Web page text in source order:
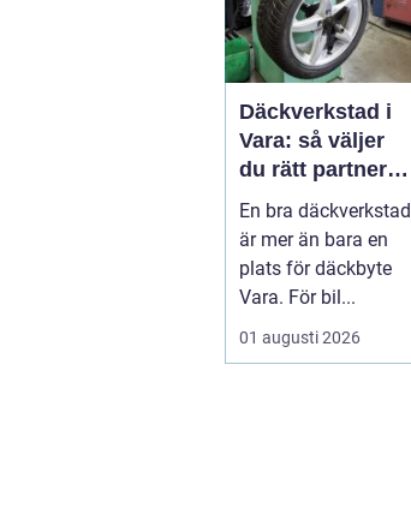
Däckverkstad i
Vara: så väljer
du rätt partner
för säker
körning året
runt
En bra däckverkstad
är mer än bara en
plats för däckbyte
Vara. För bil...
01 augusti 2026